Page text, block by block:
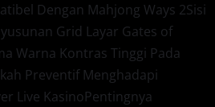
Dengan Mahjong Ways 2Sisi
Grid Layar Gates of
Warna Kontras Tinggi Pada
Preventif Menghadapi
Live KasinoPentingnya